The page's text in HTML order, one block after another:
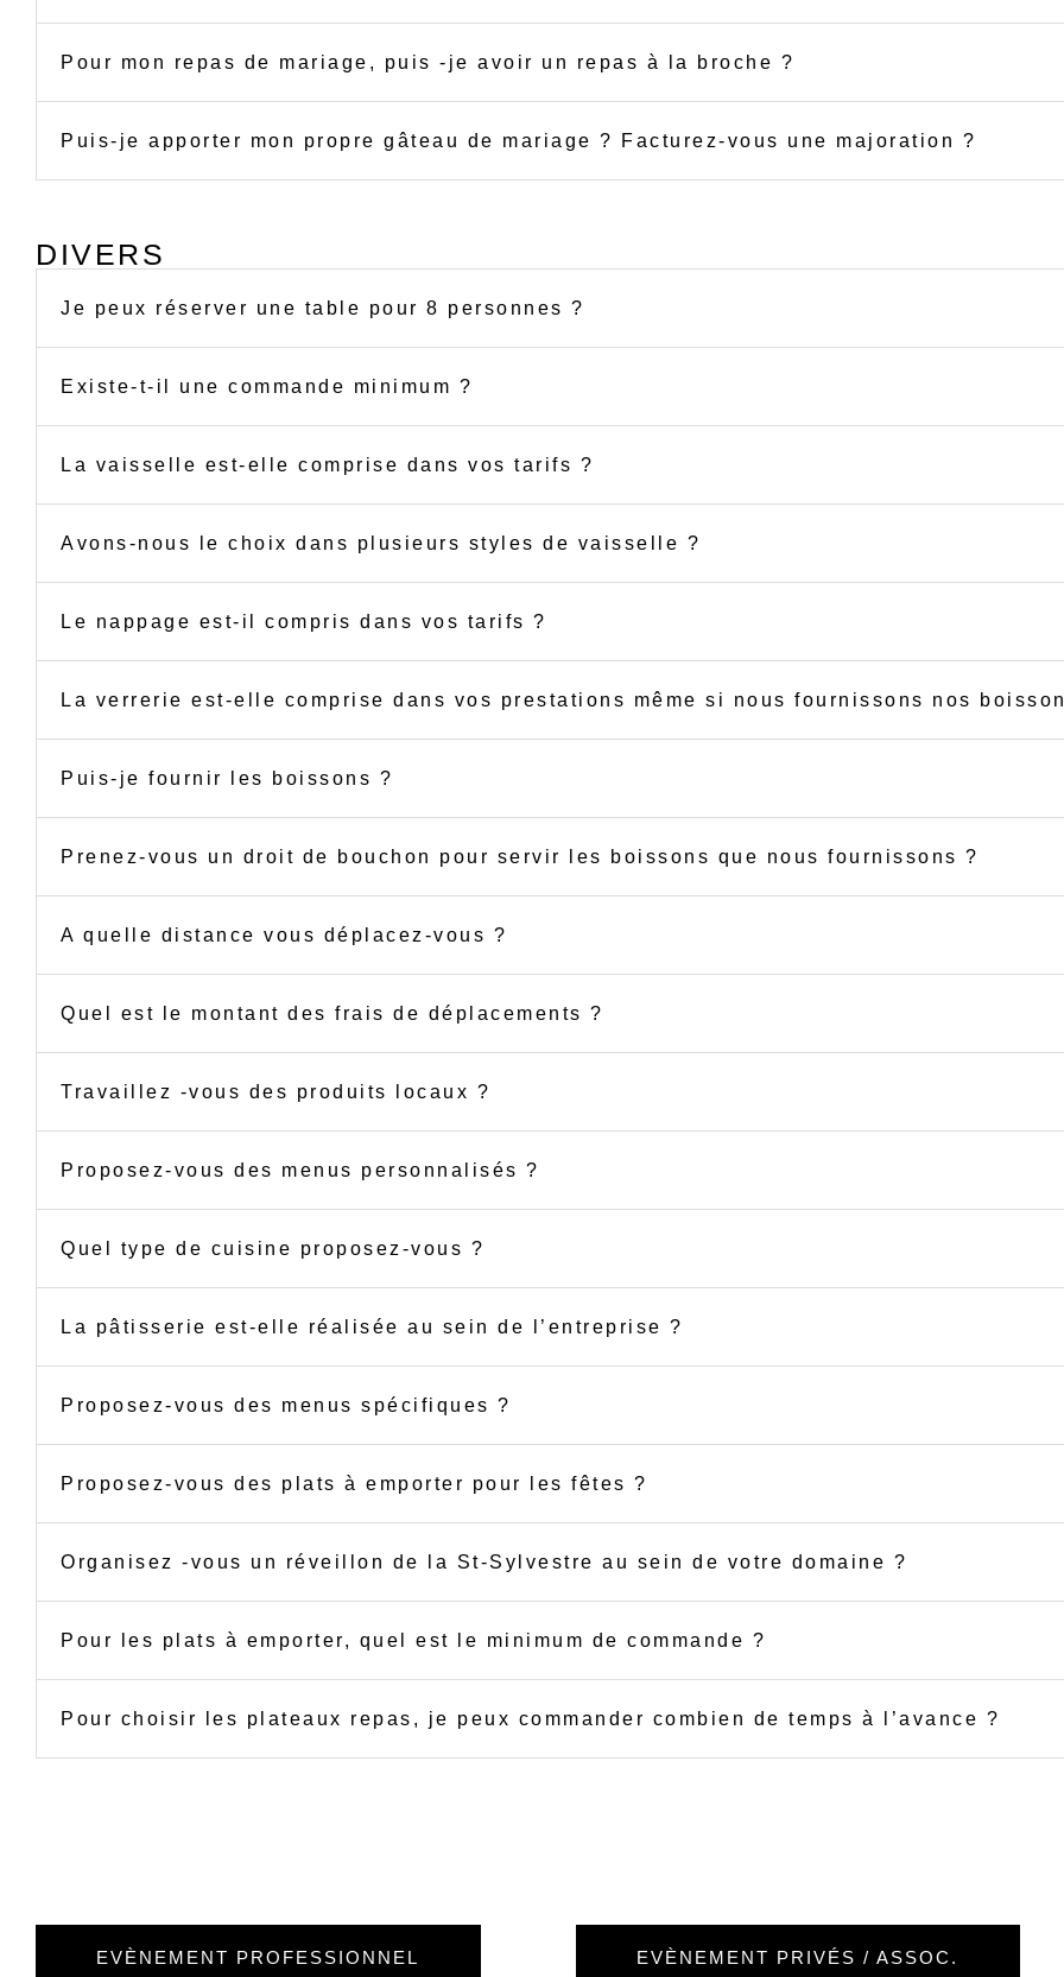
Pour mon repas de mariage, puis -je avoir un repas à la broche ?
Puis-je apporter mon propre gâteau de mariage ? Facturez-vous une majoration ?
DIVERS
Je peux réserver une table pour 8 personnes ?
Existe-t-il une commande minimum ?
La vaisselle est-elle comprise dans vos tarifs ?
Avons-nous le choix dans plusieurs styles de vaisselle ?
Le nappage est-il compris dans vos tarifs ?
La verrerie est-elle comprise dans vos prestations même si nous fournissons nos
Puis-je fournir les boissons ?
Prenez-vous un droit de bouchon pour servir les boissons que nous fournissons ?
A quelle distance vous déplacez-vous ?
Quel est le montant des frais de déplacements ?
Travaillez -vous des produits locaux ?
Proposez-vous des menus personnalisés ?
Quel type de cuisine proposez-vous ?
La pâtisserie est-elle réalisée au sein de l’entreprise ?
Proposez-vous des menus spécifiques ?
Proposez-vous des plats à emporter pour les fêtes ?
Organisez -vous un réveillon de la St-Sylvestre au sein de votre domaine ?
Pour les plats à emporter, quel est le minimum de commande ?
Pour choisir les plateaux repas, je peux commander combien de temps à l’avance ?
EVÈNEMENT PROFESSIONNEL EVÈNEMENT PRIVÉS / ASSOC.